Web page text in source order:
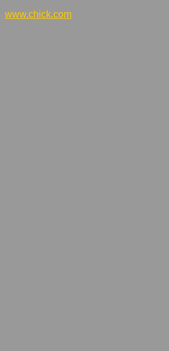
www.chick.com